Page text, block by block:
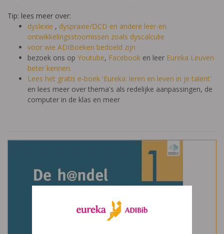
Tip: lees meer over:
dyslexie , dyspraxie/DCD en andere leer-en
ontwikkelingsstoornissen zoals dyscalculie
voor wie ADIBoeken bedoeld zijn
bezoek ons op Youtube, Facebook en leer Eureka Leuven
beter kennen.
Lees het gratis e-boek 'Eureka: leren en leven in je talent'
en lees meer over thema's als redelijke aanpassingen, de
computer in de klas en meer